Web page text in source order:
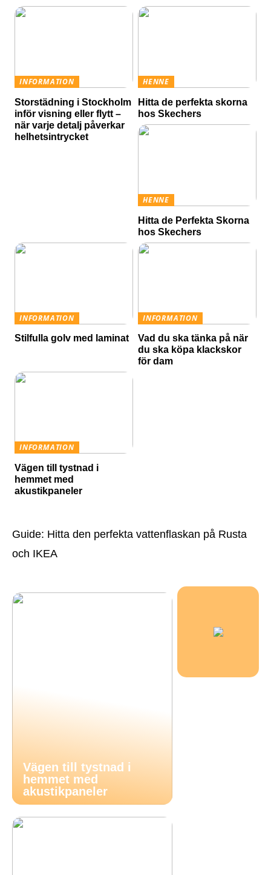
INFORMATION
Storstädning i Stockholm
inför visning eller flytt –
när varje detalj påverkar
helhetsintrycket
HENNE
Hitta de perfekta skorna
hos Skechers
HENNE
Hitta de Perfekta Skorna
hos Skechers
INFORMATION
Stilfulla golv med laminat
INFORMATION
Vad du ska tänka på när
du ska köpa klackskor
för dam
INFORMATION
Vägen till tystnad i
hemmet med
akustikpaneler
Guide: Hitta den perfekta vattenflaskan på Rusta
och IKEA
Vägen till tystnad i
hemmet med
akustikpaneler